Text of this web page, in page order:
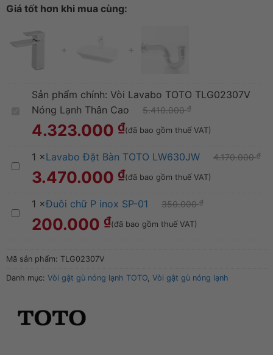
Giá tốt hơn khi mua cùng:
+ +
Lavabo
TOTO
TLG02307V
Lạnh
Thân
Sản phẩm chính: Vòi Lavabo TOTO TLG02307V
Nóng Lạnh Thân Cao
5.410.000₫
4.323.000 ₫(đã bao gồm thuế VAT)
Lavabo
Bàn
TOTO
1 ×Lavabo Đặt Bàn TOTO LW630JW 4.170.000₫
3.470.000 ₫(đã bao gồm thuế VAT)
Đuôi
P
inox
01
1 ×Đuôi chữ P inox SP-01 350.000₫
200.000 ₫(đã bao gồm thuế VAT)
Mã sản phẩm: TLG02307V
Danh mục: Vòi gật gù nóng lạnh TOTO Vòi gật gù nóng lạnh